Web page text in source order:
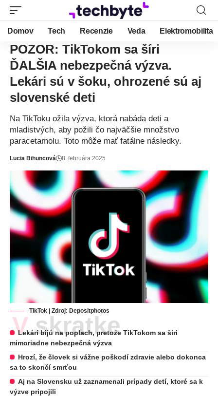
Domov Tech Recenzie Veda Elektromobilita
POZOR: TikTokom sa šíri
ĎALŠIA nebezpečná výzva.
Lekári sú v šoku, ohrozené sú aj
slovenské deti
Na TikToku ožila výzva, ktorá nabáda deti a
mladistvých, aby požili čo najväčšie množstvo
paracetamolu. Toto môže mať fatálne následky.
Lucia Bihuncová 8. februára 2025
TikTok | Zdroj: Depositphotos
V skratke
Lekári bijú na poplach, pretože TikTokom sa šíri
mimoriadne nebezpečná výzva
Hrozí, že človek si vážne poškodí zdravie alebo dokonca
sa to skončí smrťou
Aj na Slovensku už zaznamenali prípady detí, ktoré sa k
výzve pripojili